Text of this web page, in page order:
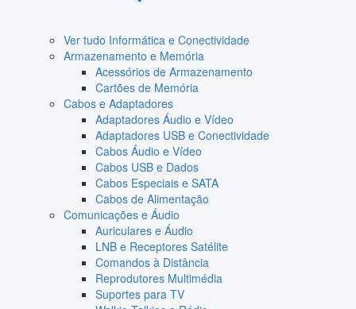
Ver tudo Informática e Conectividade
Armazenamento e Memória
Acessórios de Armazenamento
Cartões de Memória
Cabos e Adaptadores
Adaptadores Áudio e Vídeo
Adaptadores USB e Conectividade
Cabos Áudio e Vídeo
Cabos USB e Dados
Cabos Especiais e SATA
Cabos de Alimentação
Comunicações e Áudio
Auriculares e Áudio
LNB e Receptores Satélite
Comandos à Distância
Reprodutores Multimédia
Suportes para TV